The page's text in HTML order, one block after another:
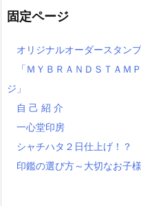
固定ページ
オリジナルオーダースタン
「ＭＹＢＲＡＮＤＳＴＡ
ジ」
自 己 紹 介
一心堂印房
シャチハタ２日仕上げ！？
印鑑の選び方～大切なお子